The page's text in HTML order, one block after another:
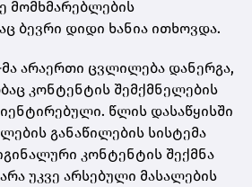
მომხმარებლების
ბევრი დიდი ხანია ითხოვდა.
არაერთი ცვლილება დანერგა,
კონტენტის შემქმნელების
წლის დასაწყისში
განაწილების სისტემა
კონტენტის შექმნა
უკვე არსებული მასალების